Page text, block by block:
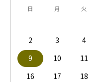
日 月 火
2
3 4
9
10 11
16
17 18